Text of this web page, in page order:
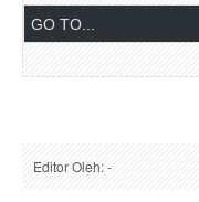
Editor Oleh: -